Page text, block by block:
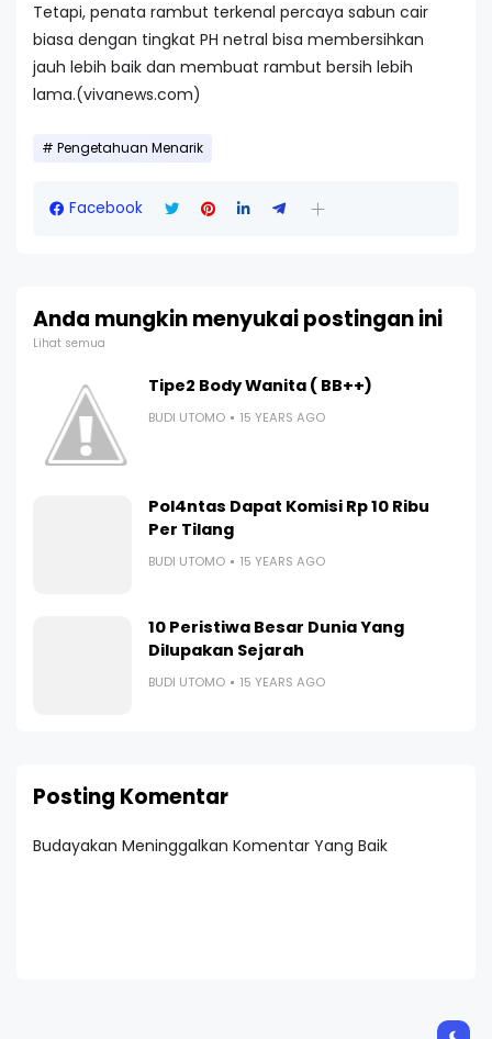
Tetapi, penata rambut terkenal percaya sabun cair
biasa dengan tingkat PH netral bisa membersihkan
jauh lebih baik dan membuat rambut bersih lebih
lama.(vivanews.com)
Pengetahuan Menarik
Facebook
Anda mungkin menyukai postingan ini
Lihat semua
Tipe2 Body Wanita ( BB++)
BUDI UTOMO 15 YEARS AGO
Pol4ntas Dapat Komisi Rp 10 Ribu
Per Tilang
BUDI UTOMO 15 YEARS AGO
10 Peristiwa Besar Dunia Yang
Dilupakan Sejarah
BUDI UTOMO 15 YEARS AGO
Posting Komentar
Budayakan Meninggalkan Komentar Yang Baik